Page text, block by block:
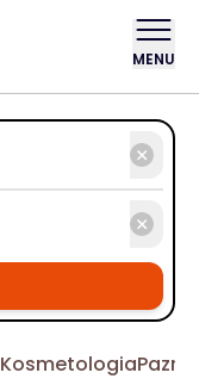
MENU
Kosmetologia